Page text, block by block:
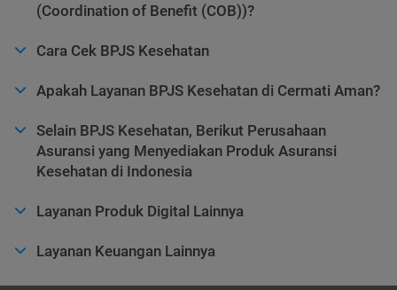
(Coordination of Benefit (COB))?
Cara Cek BPJS Kesehatan
Apakah Layanan BPJS Kesehatan di Cermati Aman?
Selain BPJS Kesehatan, Berikut Perusahaan
Asuransi yang Menyediakan Produk Asuransi
Kesehatan di Indonesia
Layanan Produk Digital Lainnya
Layanan Keuangan Lainnya